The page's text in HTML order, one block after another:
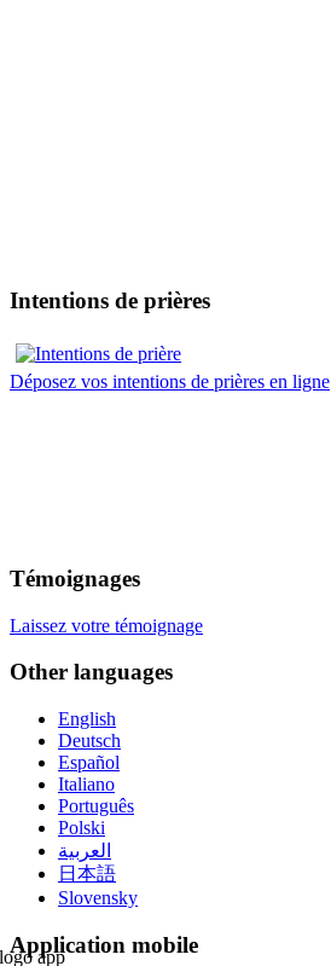
Intentions de prières
Déposez vos intentions de prières en ligne
Témoignages
Laissez votre témoignage
Other languages
English
Deutsch
Español
Italiano
Português
Polski
العربية
日本語
Slovensky
Application mobile